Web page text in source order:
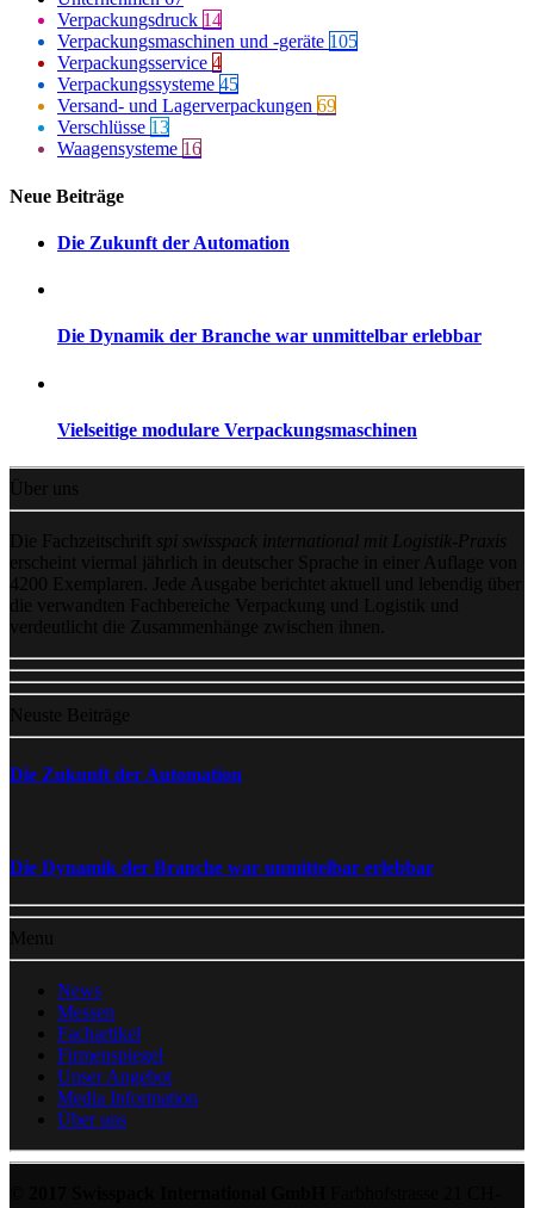
Verpackungsdruck 14
Verpackungsmaschinen und -geräte 105
Verpackungsservice 4
Verpackungssysteme 45
Versand- und Lagerverpackungen 69
Verschlüsse 13
Waagensysteme 16
Neue Beiträge
Die Zukunft der Automation
Die Dynamik der Branche war unmittelbar erlebbar
Vielseitige modulare Verpackungsmaschinen
Über uns
Die Fachzeitschrift
spi swisspack international mit Logistik-Praxis
erscheint viermal jährlich in deutscher Sprache in einer Auflage von
4200 Exemplaren. Jede Ausgabe berichtet aktuell und lebendig über
die verwandten Fachbereiche Verpackung und Logistik und
verdeutlicht die Zusammenhänge zwischen ihnen.
Neuste Beiträge
Die Zukunft der Automation
Die Dynamik der Branche war unmittelbar erlebbar
Menu
News
Messen
Fachartikel
Firmenspiegel
Unser Angebot
Media Information
Über uns